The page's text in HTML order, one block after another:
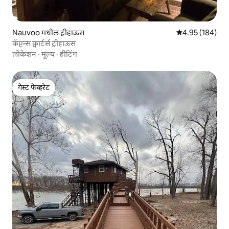
Nauvoo मधील ट्रीहाऊस 5 पैकी 4.95
4.95 (184)
कॅप्टन्स क्वार्टर्स ट्रीहाऊस
लोकेशन ·मूल्य·हीटिंग
गेस्ट फेव्हरेट
गेस्ट फेव्हरेट